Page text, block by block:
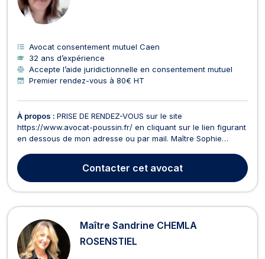
Avocat consentement mutuel Caen
32 ans d’expérience
Accepte l’aide juridictionnelle en consentement mutuel
Premier rendez-vous à 80€ HT
À propos : PRISE DE RENDEZ-VOUS sur le site
https://www.avocat-poussin.fr/ en cliquant sur le lien figurant
en dessous de mon adresse ou par mail. Maître Sophie
vous reçoit dans son cabinet situé au 8 Place Gardin à CAEN.
Maître Sophie POUSSIN vous propose conseils et assistan...
Contacter cet avocat
Maître Sandrine CHEMLA
ROSENSTIEL